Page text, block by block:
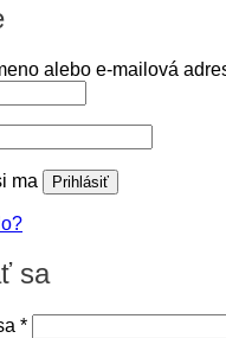
alebo e-mailová
ma Prihlásiť
sa
*Povinné